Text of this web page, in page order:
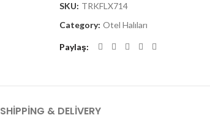
SKU: TRKFLX714
Category: Otel Halıları
Paylaş
SHIPPING & DELIVERY